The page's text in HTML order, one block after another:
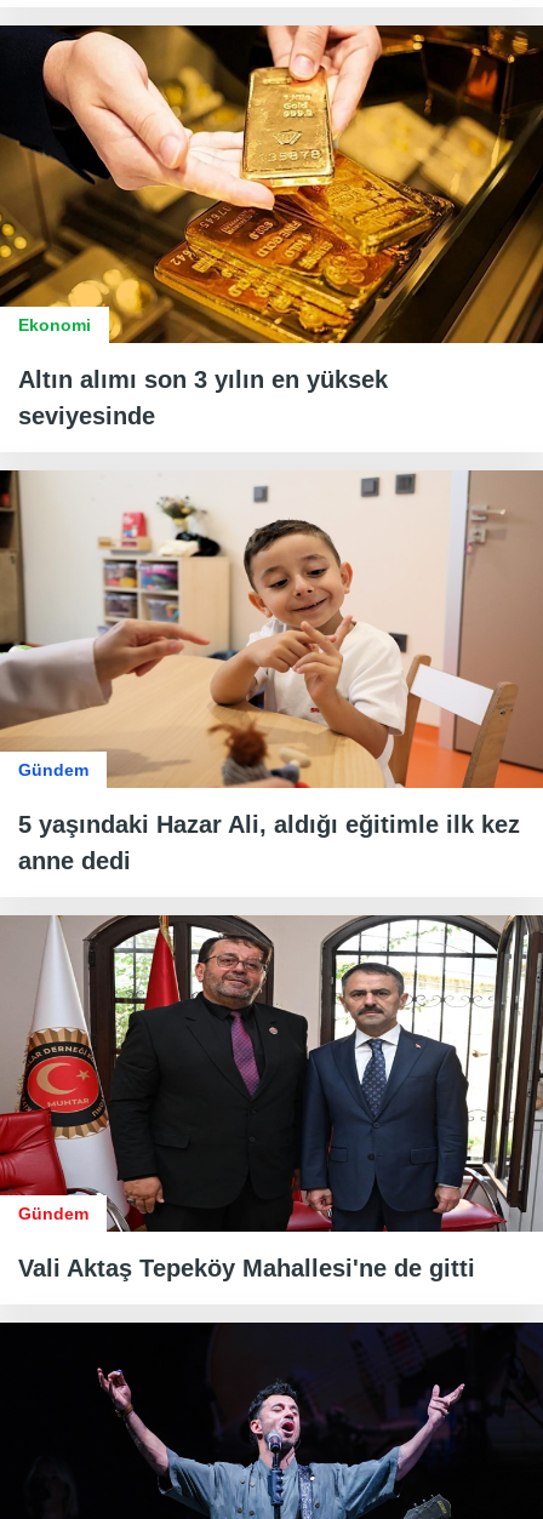
Ekonomi
Altın alımı son 3 yılın en yüksek
seviyesinde
Gündem
5 yaşındaki Hazar Ali, aldığı eğitimle ilk kez
anne dedi
Gündem
Vali Aktaş Tepeköy Mahallesi'ne de gitti